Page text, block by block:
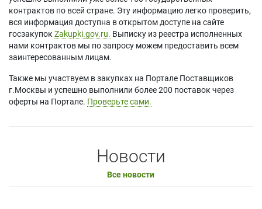
контрактов по всей стране. Эту информацию легко проверить,
вся информация доступна в открытом доступе на сайте
госзакупок Zakupki.gov.ru. Выписку из реестра исполненных
нами контрактов мы по запросу можем предоставить всем
заинтересованным лицам.
Также мы участвуем в закупках на Портале Поставщиков
г.Москвы и успешно выполнили более 200 поставок через
оферты на Портале. Проверьте сами.
Новости
Все новости